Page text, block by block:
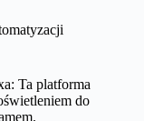
Ta platforma
do